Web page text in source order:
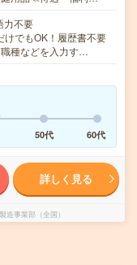
力不要
でもOK！履歴書不要
種などを入力す…
50代 60代
詳しく見る
事業部（全国）